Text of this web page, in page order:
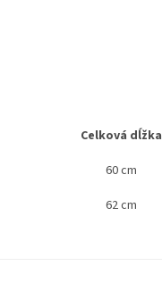
Celková dĺžka
60 cm
62 cm